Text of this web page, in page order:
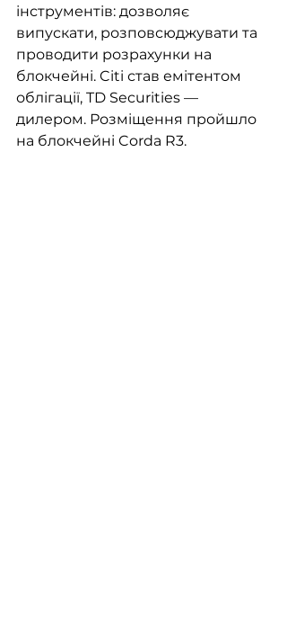
інструментів: дозволяє
випускати, розповсюджувати та
проводити розрахунки на
блокчейні. Citi став емітентом
облігації, TD Securities —
дилером. Розміщення пройшло
на блокчейні Corda R3.